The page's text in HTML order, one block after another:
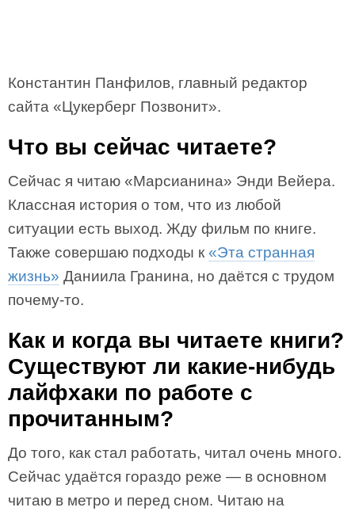
Константин Панфилов, главный редактор
сайта «Цукерберг Позвонит».
Что вы сейчас читаете?
Сейчас я читаю «Марсианина» Энди Вейера.
Классная история о том, что из любой
ситуации есть выход. Жду фильм по книге.
Также совершаю подходы к «Эта странная
жизнь» Даниила Гранина, но даётся с трудом
почему-то.
Как и когда вы читаете книги?
Существуют ли какие-нибудь
лайфхаки по работе с
прочитанным?
До того, как стал работать, читал очень много.
Сейчас удаётся гораздо реже — в основном
читаю в метро и перед сном. Читаю на